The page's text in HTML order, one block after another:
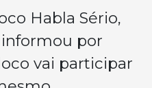
Habla Sério,
informou por
vai participar